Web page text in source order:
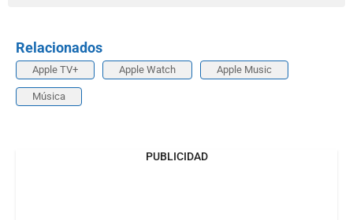
Relacionados
Apple TV+ Apple Watch Apple Music
Música
PUBLICIDAD